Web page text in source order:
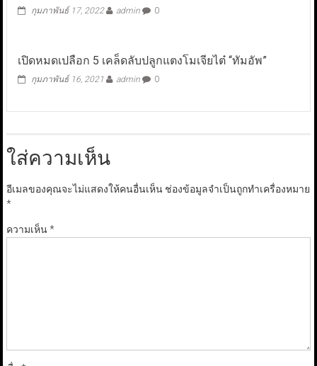
กุมภาพันธ์ 17, 2022 admin 0
เปิดหมดเปลือก 5 เคล็ดลับปลูกแตงโมเจียไต๋ “ทัมอัพ”
กุมภาพันธ์ 16, 2021 admin 0
ใส่ความเห็น
อีเมลของคุณจะไม่แสดงให้คนอื่นเห็น ช่องข้อมูลจำเป็นถูกทำเครื่องหมาย
*
ความเห็น*